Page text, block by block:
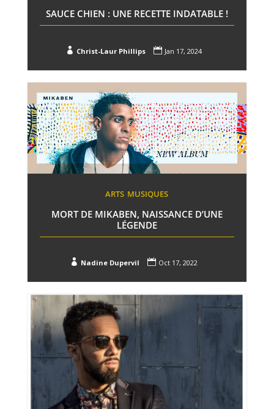
SAUCE CHIEN : UNE RECETTE INDATABLE !
 Christ-Laur Phillips  Jan 17, 2024
ARTS MUSIQUES
MORT DE MIKABEN, NAISSANCE D’UNE
LÉGENDE
 Nadine Dupervil  Oct 17, 2022